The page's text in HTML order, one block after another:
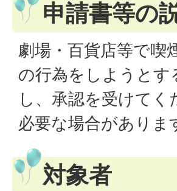
申請書等の
劇場・百貨店等で喫
の行為をしようとす
し、承認を受けて
必要な場合がありま
対象者